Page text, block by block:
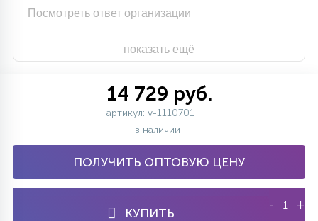
Посмотреть ответ организации
показать ещё
14 729 руб.
артикул: v-1110701
в наличии
ПОЛУЧИТЬ ОПТОВУЮ ЦЕНУ
КУПИТЬ
- +